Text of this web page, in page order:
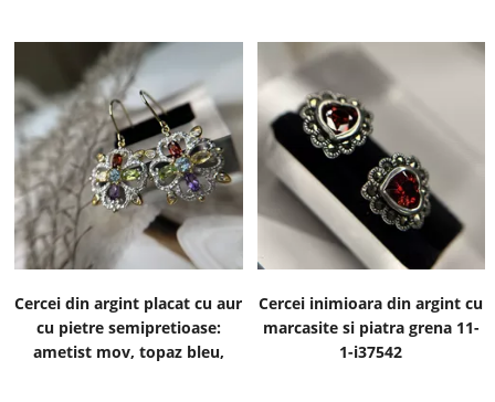
Cercei din argint placat cu aur
cu pietre semipretioase:
ametist mov, topaz bleu,
Cercei inimioara din argint cu
marcasite si piatra grena 11-
1-i37542